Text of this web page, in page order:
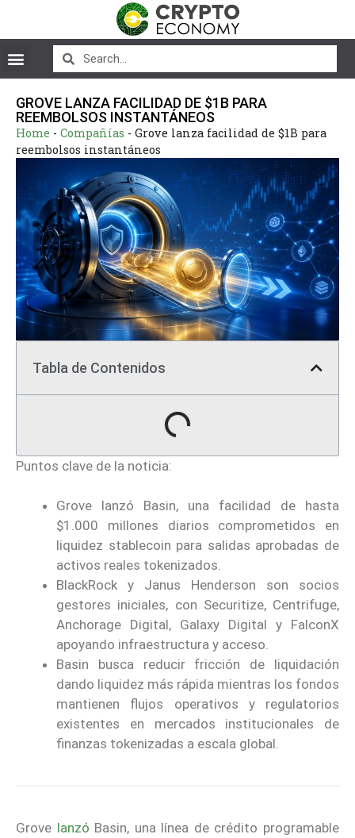
GROVE LANZA FACILIDAD DE $1B PARA
REEMBOLSOS INSTANTÁNEOS
Home - Compañías - Grove lanza facilidad de $1B para
reembolsos instantáneos
Tabla de Contenidos
Puntos clave de la noticia:
Grove lanzó Basin, una facilidad de hasta
$1.000 millones diarios comprometidos en
liquidez stablecoin para salidas aprobadas de
activos reales tokenizados.
BlackRock y Janus Henderson son socios
gestores iniciales, con Securitize, Centrifuge,
Anchorage Digital, Galaxy Digital y FalconX
apoyando infraestructura y acceso.
Basin busca reducir fricción de liquidación
dando liquidez más rápida mientras los fondos
mantienen flujos operativos y regulatorios
existentes en mercados institucionales de
finanzas tokenizadas a escala global.
Grove lanzó Basin, una línea de crédito programable